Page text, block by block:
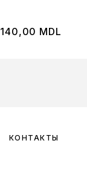
140,00 MDL
КОНТАКТЫ